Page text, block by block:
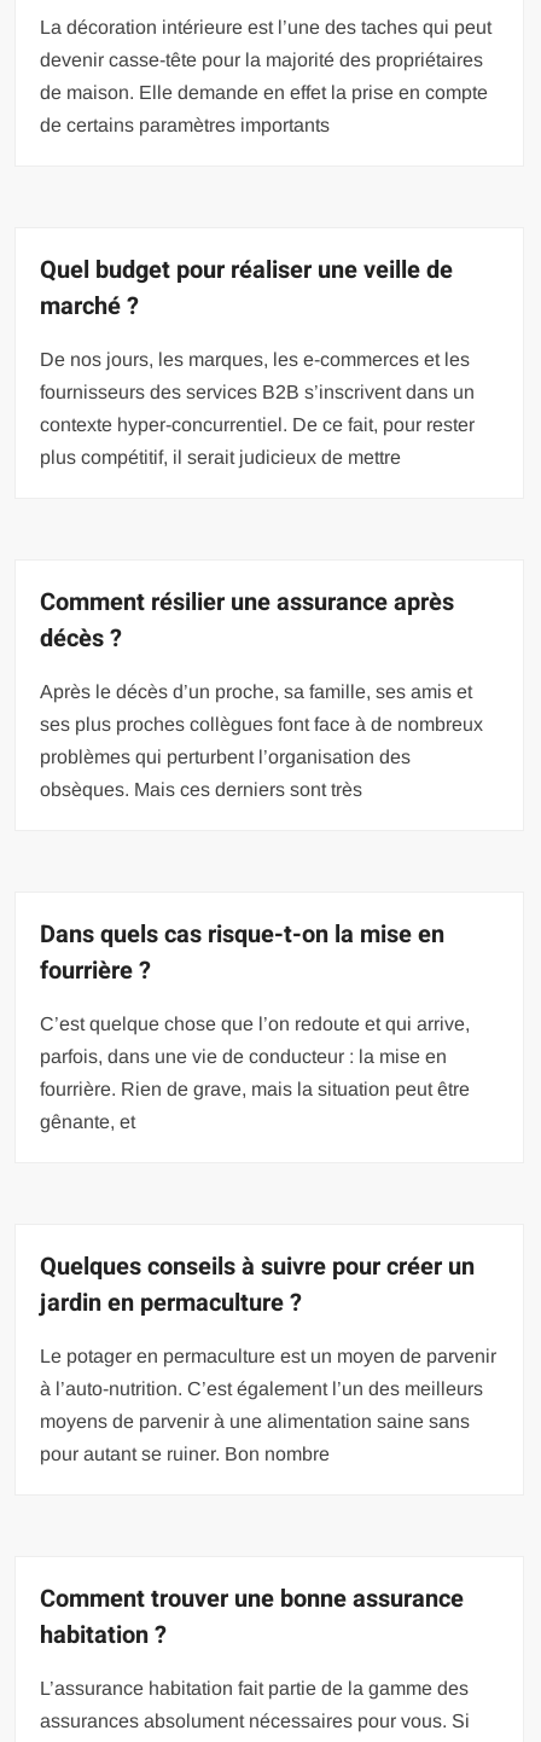
La décoration intérieure est l’une des taches qui peut
devenir casse-tête pour la majorité des propriétaires
de maison. Elle demande en effet la prise en compte
de certains paramètres importants
Quel budget pour réaliser une veille de
marché ?
De nos jours, les marques, les e-commerces et les
fournisseurs des services B2B s’inscrivent dans un
contexte hyper-concurrentiel. De ce fait, pour rester
plus compétitif, il serait judicieux de mettre
Comment résilier une assurance après
décès ?
Après le décès d’un proche, sa famille, ses amis et
ses plus proches collègues font face à de nombreux
problèmes qui perturbent l’organisation des
obsèques. Mais ces derniers sont très
Dans quels cas risque-t-on la mise en
fourrière ?
C’est quelque chose que l’on redoute et qui arrive,
parfois, dans une vie de conducteur : la mise en
fourrière. Rien de grave, mais la situation peut être
gênante, et
Quelques conseils à suivre pour créer un
jardin en permaculture ?
Le potager en permaculture est un moyen de parvenir
à l’auto-nutrition. C’est également l’un des meilleurs
moyens de parvenir à une alimentation saine sans
pour autant se ruiner. Bon nombre
Comment trouver une bonne assurance
habitation ?
L’assurance habitation fait partie de la gamme des
assurances absolument nécessaires pour vous. Si